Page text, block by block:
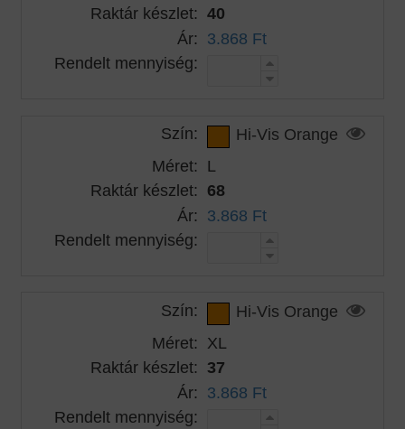
Raktár készlet: 40
Ár: 3.868 Ft
Rendelt mennyiség:
Szín:
Hi-Vis Orange
Méret: L
Raktár készlet: 68
Ár: 3.868 Ft
Rendelt mennyiség:
Szín:
Hi-Vis Orange
Méret: XL
Raktár készlet: 37
Ár: 3.868 Ft
Rendelt mennyiség: